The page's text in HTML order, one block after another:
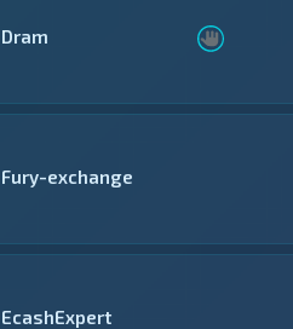
Dram
Fury-exchange
EcashExpert